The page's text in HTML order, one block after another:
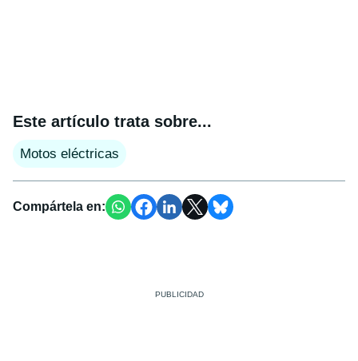
Este artículo trata sobre...
Motos eléctricas
Compártela en: